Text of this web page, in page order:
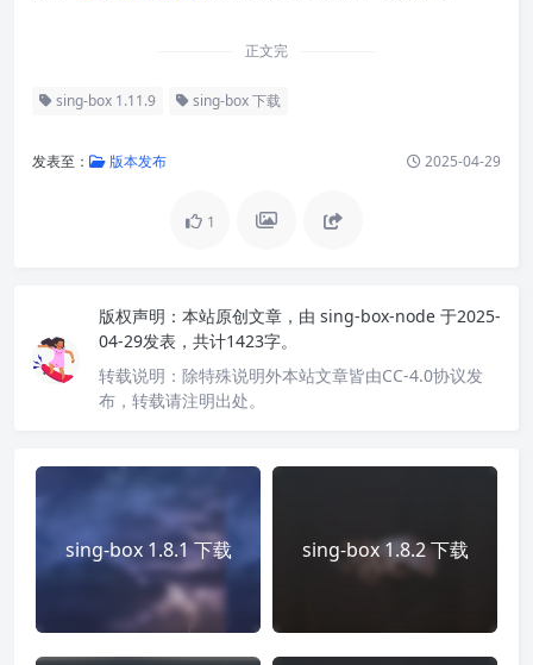
正文完
sing-box 1.11.9 sing-box 下载
发表至： 版本发布 2025-04-29
1
版权声明： 本站原创文章，由 sing-box-node 于2025-
04-29发表，共计1423字。
转载说明： 除特殊说明外本站文章皆由CC-4.0协议发
布，转载请注明出处。
sing-box 1.8.1 下载 sing-box 1.8.2 下载